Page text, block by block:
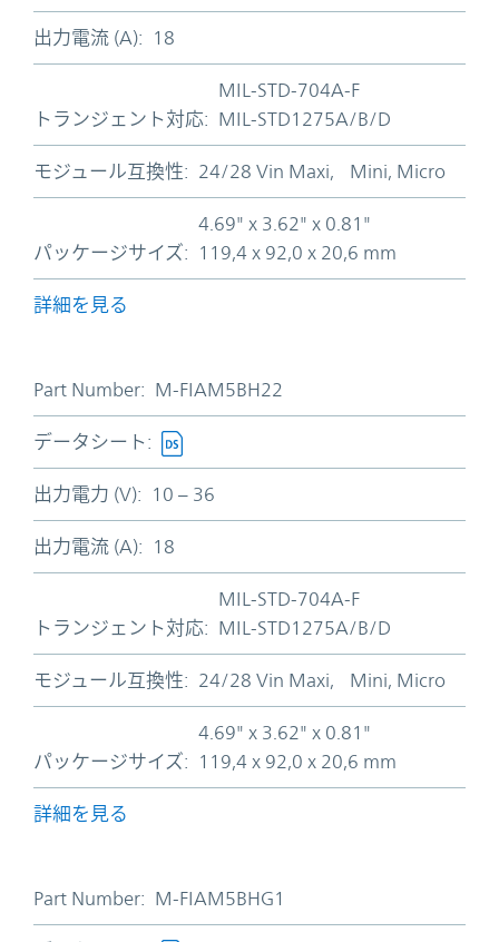
出力電流 (A): 18
トランジェント対応:
MIL-STD-704A-F
MIL-STD1275A/B/D
モジュール互換性: 24/28 Vin Maxi, Mini, Micro
パッケージサイズ:
4.69" x 3.62" x 0.81"
119,4 x 92,0 x 20,6 mm
詳細を見る
Part Number: M-FIAM5BH22
データシート:
出力電力 (V): 10 – 36
出力電流 (A): 18
トランジェント対応:
MIL-STD-704A-F
MIL-STD1275A/B/D
モジュール互換性: 24/28 Vin Maxi, Mini, Micro
パッケージサイズ:
4.69" x 3.62" x 0.81"
119,4 x 92,0 x 20,6 mm
詳細を見る
Part Number: M-FIAM5BHG1